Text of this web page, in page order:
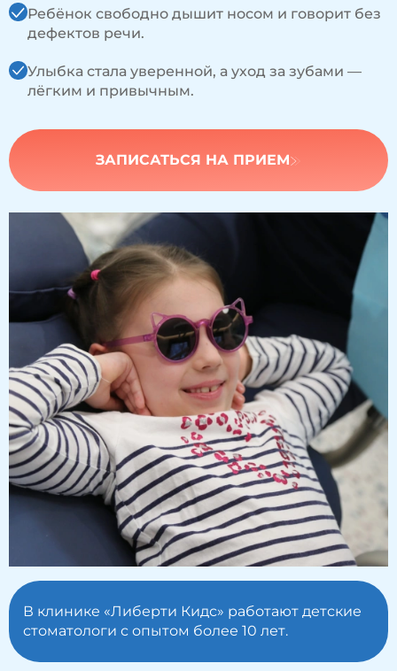
В клинике «Либерти Кидс» работают детские
стоматологи с опытом более 10 лет.
Ребёнок свободно дышит носом и говорит без
дефектов речи.
Улыбка стала уверенной, а уход за зубами —
лёгким и привычным.
ЗАПИСАТЬСЯ НА ПРИЕМ